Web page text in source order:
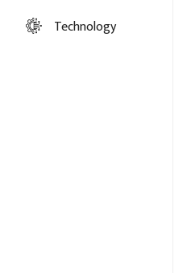
Technology